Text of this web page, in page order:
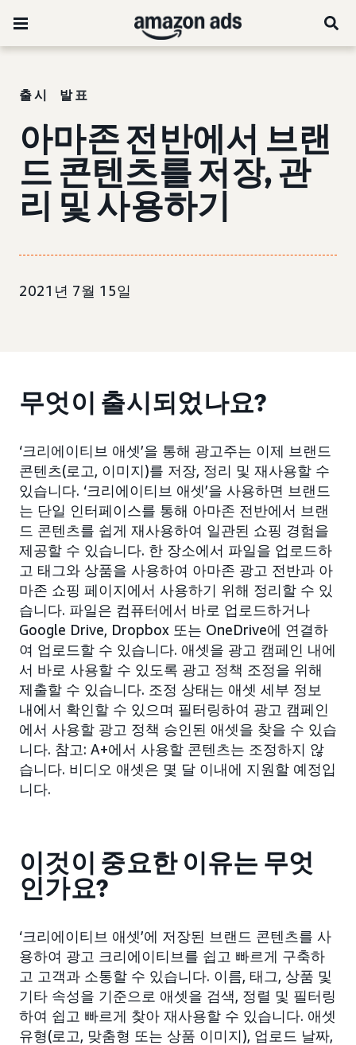
출시 발표
아마존 전반에서 브랜
드 콘텐츠를 저장, 관
리 및 사용하기
2021년 7월 15일
무엇이 출시되었나요?
‘크리에이티브 애셋’을 통해 광고주는 이제 브랜드
콘텐츠(로고, 이미지)를 저장, 정리 및 재사용할 수
있습니다. ‘크리에이티브 애셋’을 사용하면 브랜드
는 단일 인터페이스를 통해 아마존 전반에서 브랜
드 콘텐츠를 쉽게 재사용하여 일관된 쇼핑 경험을
제공할 수 있습니다. 한 장소에서 파일을 업로드하
고 태그와 상품을 사용하여 아마존 광고 전반과 아
마존 쇼핑 페이지에서 사용하기 위해 정리할 수 있
습니다. 파일은 컴퓨터에서 바로 업로드하거나
Google Drive, Dropbox 또는 OneDrive에 연결하
여 업로드할 수 있습니다. 애셋을 광고 캠페인 내에
서 바로 사용할 수 있도록 광고 정책 조정을 위해
제출할 수 있습니다. 조정 상태는 애셋 세부 정보
내에서 확인할 수 있으며 필터링하여 광고 캠페인
에서 사용할 광고 정책 승인된 애셋을 찾을 수 있습
니다. 참고: A+에서 사용할 콘텐츠는 조정하지 않
습니다. 비디오 애셋은 몇 달 이내에 지원할 예정입
니다.
이것이 중요한 이유는 무엇
인가요?
‘크리에이티브 애셋’에 저장된 브랜드 콘텐츠를 사
용하여 광고 크리에이티브를 쉽고 빠르게 구축하
고 고객과 소통할 수 있습니다. 이름, 태그, 상품 및
기타 속성을 기준으로 애셋을 검색, 정렬 및 필터링
하여 쉽고 빠르게 찾아 재사용할 수 있습니다. 애셋
유형(로고, 맞춤형 또는 상품 이미지), 업로드 날짜,